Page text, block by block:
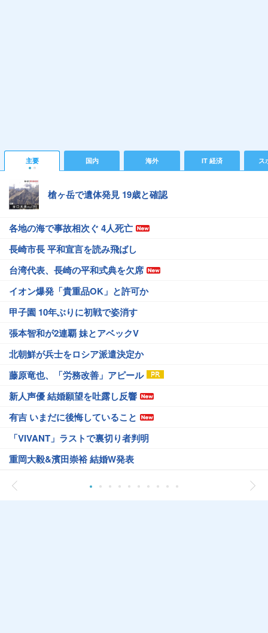
主要 国内 海外 IT 経済 ス
槍ヶ岳で遺体発見 19歳と確認
各地の海で事故相次ぐ 4人死亡
長崎市長 平和宣言を読み飛ばし
台湾代表、長崎の平和式典を欠席
イオン爆発「貴重品OK」と許可か
甲子園 10年ぶりに初戦で姿消す
張本智和が2連覇 妹とアベックV
北朝鮮が兵士をロシア派遣決定か
藤原竜也、「労務改善」アピール
新人声優 結婚願望を吐露し反響
有吉 いまだに後悔していること
「VIVANT」ラストで裏切り者判明
重岡大毅&濱田崇裕 結婚W発表